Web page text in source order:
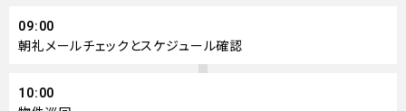
09:00
朝礼 メールチェックとスケジュール確認
10:00